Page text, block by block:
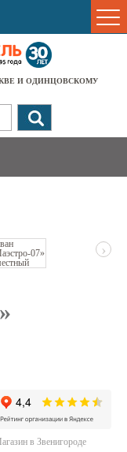
И ОДИНЦОВСКОМУ
›
в Звенигороде